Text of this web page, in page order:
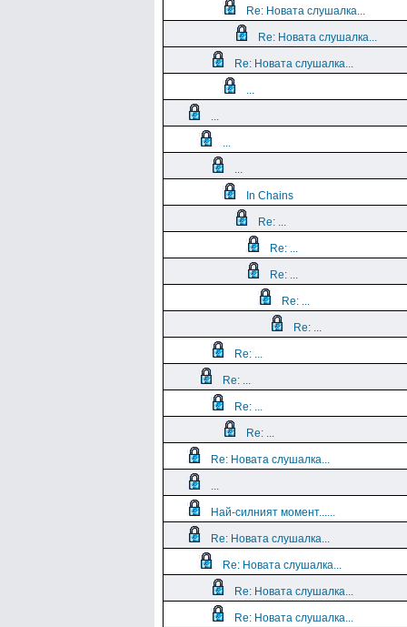
Re: Новата слушалка...
Re: Новата слушалка...
Re: Новата слушалка...
...
...
...
...
In Chains
Re: ...
Re: ...
Re: ...
Re: ...
Re: ...
Re: ...
Re: ...
Re: ...
Re: ...
Re: Новата слушалка...
...
Най-силният момент......
Re: Новата слушалка...
Re: Новата слушалка...
Re: Новата слушалка...
Re: Новата слушалка...